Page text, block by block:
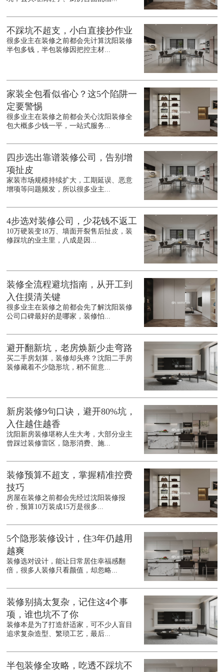
不踩坑不超支，小白直接抄作业
很多业主在装修之前都会先计算沈阳装修
半包多钱，半包装修因把控主材...
家装全包看似省心？这5个陷阱一
定要警惕
很多业主在装修之前都会关心沈阳装修全
包大概多少钱一平，一站式服务...
四步选出靠谱装修公司，告别增
项扯皮
家装市场规模持续扩大，工期延误、恶意
增项等问题频发，所以很多业主...
4步选对装修公司，少花钱不返工
10万硬装变18万、墙面开裂售后扯皮，装
修踩坑的业主里，八成是因...
装修全流程避坑指南，从开工到
入住摸清关键
很多业主在装修之前都会先了解沈阳装修
公司口碑最好的是哪家，装修怕...
避开翻新坑，老房焕新少走弯路
买二手房划算，装修却头疼？沈阳二手房
装修藏着不少隐形坑，稍不留意...
新房装修9句口诀，避开80%坑，
入住越住越香
沈阳新房装修堪称人生大考，大部分业主
曾踩过装修雷区，隐形消费、施...
装修预算不超支，掌握精准控费
技巧
房屋在装修之前都会先经过沈阳装修报
价，预算10万装成15万是很多...
5个隐形装修设计，住3年仍越用
越爽
装修选对设计，能让日常居住幸福感翻
倍，很多人装修只看颜值，却忽略...
装修别搞太复杂，记住这4个事
项，谁也坑不了你
装修本是为了打造舒适家，可不少人盲目
追求复杂造型、繁琐工艺，最后...
半包装修全攻略，吃透不踩坑不